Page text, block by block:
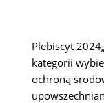
Plebiscyt
kategorii
ochroną